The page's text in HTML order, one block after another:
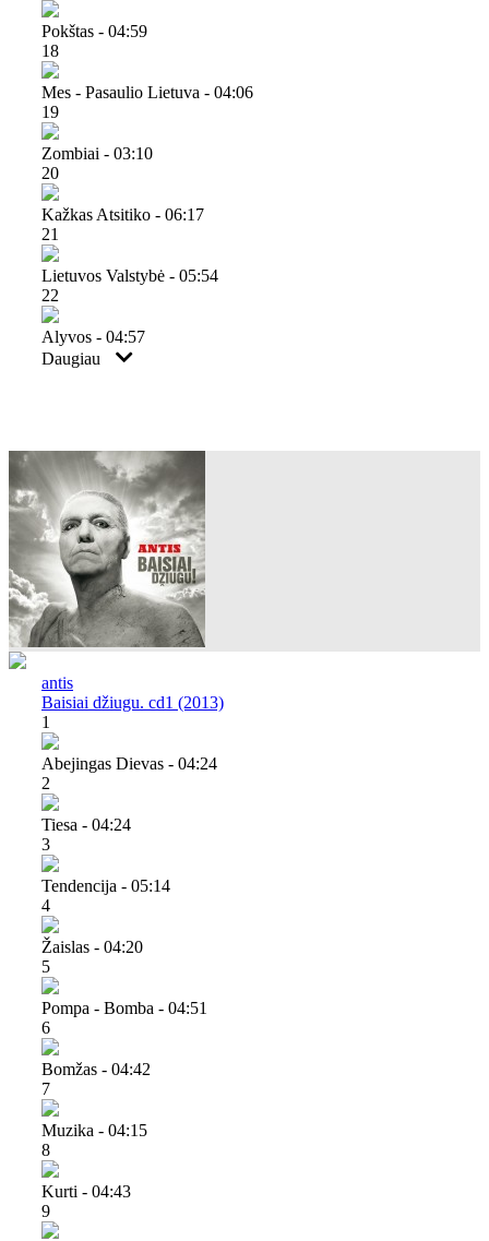
Pokštas - 04:59
18
Mes - Pasaulio Lietuva - 04:06
19
Zombiai - 03:10
20
Kažkas Atsitiko - 06:17
21
Lietuvos Valstybė - 05:54
22
Alyvos - 04:57
Daugiau
antis
Baisiai džiugu. cd1 (2013)
1
Abejingas Dievas - 04:24
2
Tiesa - 04:24
3
Tendencija - 05:14
4
Žaislas - 04:20
5
Pompa - Bomba - 04:51
6
Bomžas - 04:42
7
Muzika - 04:15
8
Kurti - 04:43
9